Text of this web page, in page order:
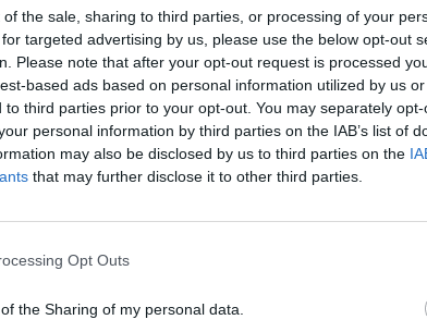
the sale, sharing to third parties, or processing of your
targeted advertising by us, please use the below opt-out
Please note that after your opt-out request is processed
based ads based on personal information utilized by us
to third parties prior to your opt-out. You may separately
personal information by third parties on the IAB’s list of
may also be disclosed by us to third parties on the
that may further disclose it to other third parties.
Opt Outs
the Sharing of my personal data.
Πώς